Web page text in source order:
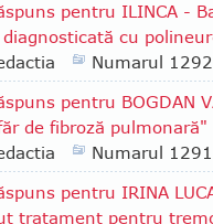
pentru ILINCA -
cu
Numarul 1292
pentru BOGDAN
de fibroză pulmonară"
Numarul 1291
pentru IRINA
tratament pentru